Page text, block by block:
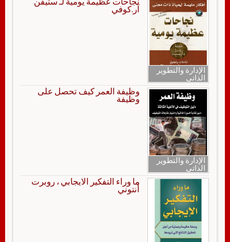
الإدارة والتطوير
الذاتي
آر.كوفي
الإدارة والتطوير
الذاتي
وظيفة العمر كيف تحصل على
وظيفة
ما وراء التفكير الايجابي ، روبرت
أنتوني